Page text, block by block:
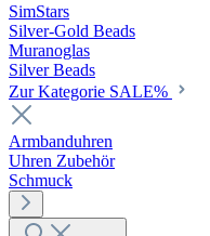
SimStars
Silver-Gold Beads
Muranoglas
Silver Beads
Zur Kategorie SALE%
Armbanduhren
Uhren Zubehör
Schmuck